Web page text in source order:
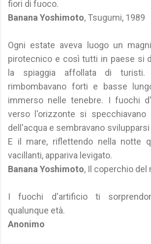
fiori di fuoco.
Banana Yoshimoto, Tsugumi, 1989
Ogni estate aveva luogo un
pirotecnico e così tutti in paese si
la spiaggia affollata di turisti.
rimbombavano forti e basse
immerso nelle tenebre. I fuochi
verso l'orizzonte si specchiavano
dell'acqua e sembravano
E il mare, riflettendo nella notte
vacillanti, appariva levigato.
Banana Yoshimoto, Il coperchio del
I fuochi d'artificio ti
qualunque età.
Anonimo